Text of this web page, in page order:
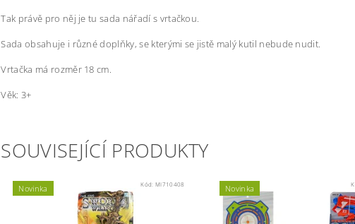
Tak právě pro něj je tu sada nářadí s vrtačkou.
Sada obsahuje i různé doplňky, se kterými se jistě malý kutil nebude nudit.
Vrtačka má rozměr 18 cm.
Věk: 3+
SOUVISEJÍCÍ PRODUKTY
Novinka Kód: MI710408 Novinka